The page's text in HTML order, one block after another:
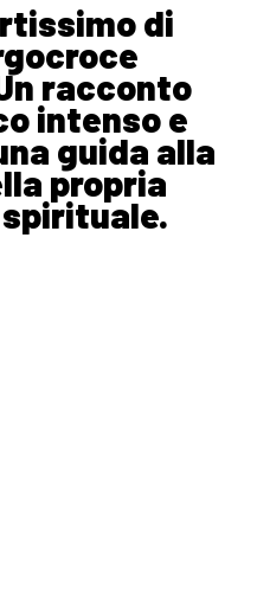
di
racconto
intenso e
guida alla
propria